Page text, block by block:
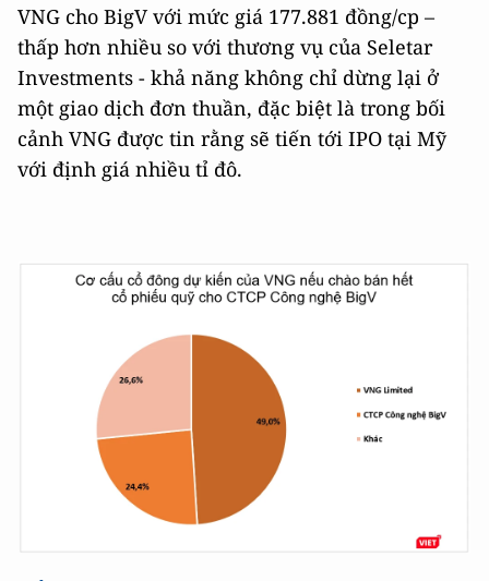
VNG cho BigV với mức giá 177.881 đồng/cp –
thấp hơn nhiều so với thương vụ của Seletar
Investments - khả năng không chỉ dừng lại ở
một giao dịch đơn thuần, đặc biệt là trong bối
cảnh VNG được tin rằng sẽ tiến tới IPO tại Mỹ
với định giá nhiều tỉ đô.